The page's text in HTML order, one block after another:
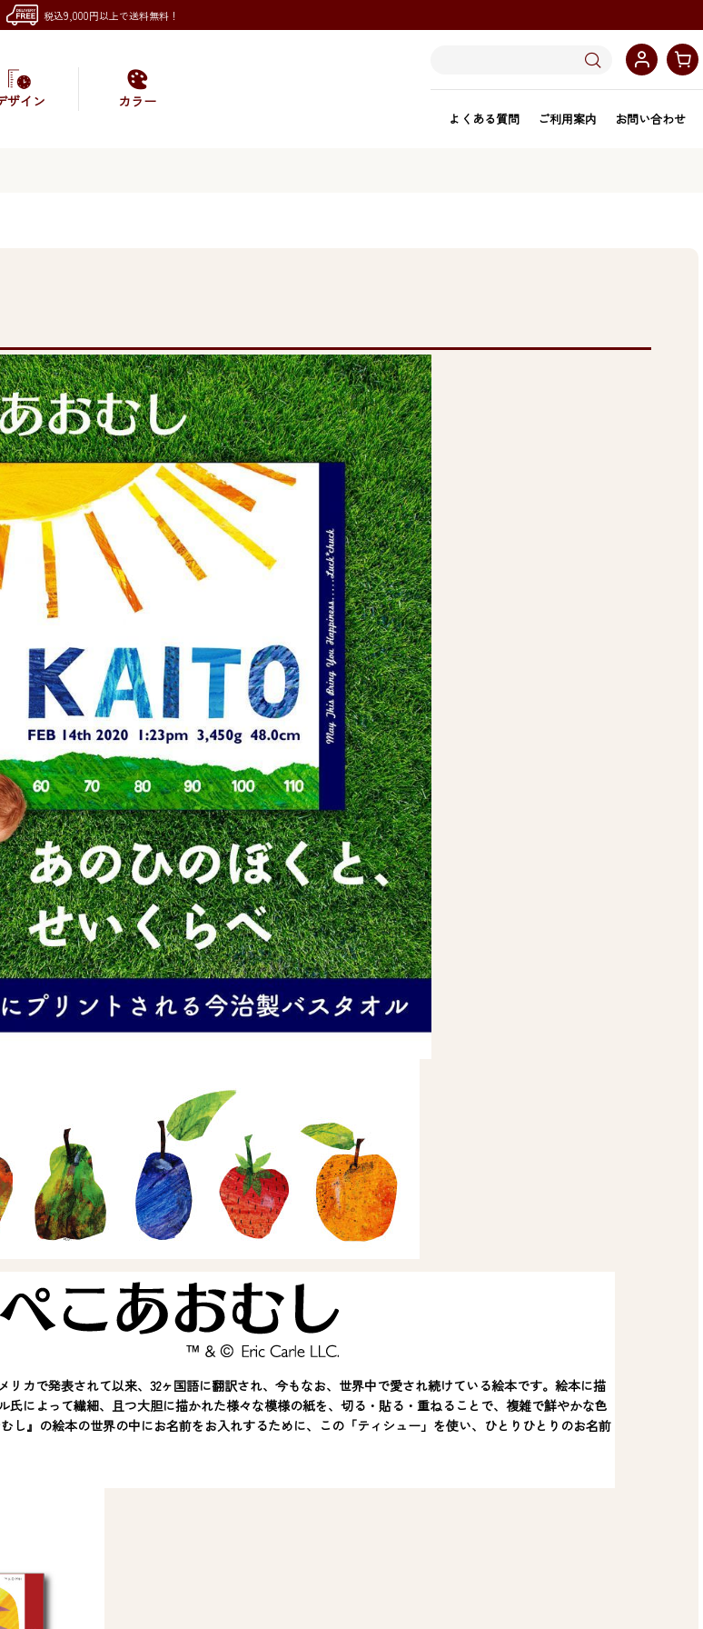
税込9,000円以上で送料無料！
よくある質問 ご利用案内 お問い合わせ
ザイン カラー
リカで発表されて以来、32ヶ国語に翻訳され、今もなお、世界中で愛され続けている絵本です。絵本に描
によって繊細、且つ大胆に描かれた様々な模様の紙を、切る・貼る・重ねることで、複雑で鮮やかな色
し』の絵本の世界の中にお名前をお入れするために、この「ティシュー」を使い、ひとりひとりのお名前